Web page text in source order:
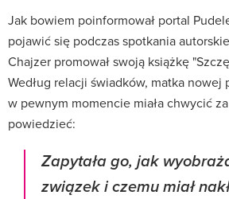
Jak bowiem poinformował portal
pojawić się podczas spotkania
Chajzer promował swoją książkę
Według relacji świadków, matka
w pewnym momencie miała chwycić
powiedzieć:
Zapytała go, jak
związek i czemu miał